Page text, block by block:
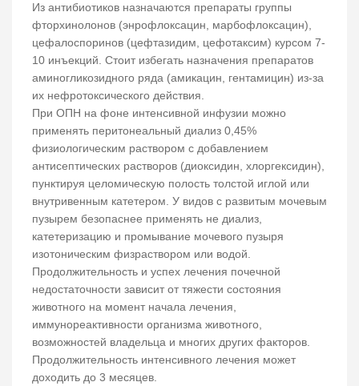
Из антибиотиков назначаются препараты группы
фторхинолонов (энрофлоксацин, марбофлоксацин),
цефалоспоринов (цефтазидим, цефотаксим) курсом 7-
10 инъекций. Стоит избегать назначения препаратов
аминогликозидного ряда (амикацин, гентамицин) из-за
их нефротоксического действия.
При ОПН на фоне интенсивной инфузии можно
применять перитонеальный диализ 0,45%
физиологическим раствором с добавлением
антисептических растворов (диоксидин, хлоргексидин),
пунктируя целомическую полость толстой иглой или
внутривенным катетером. У видов с развитым мочевым
пузырем безопаснее применять не диализ,
катетеризацию и промывание мочевого пузыря
изотоническим физраствором или водой.
Продолжительность и успех лечения почечной
недостаточности зависит от тяжести состояния
животного на момент начала лечения,
иммунореактивности организма животного,
возможностей владельца и многих других факторов.
Продолжительность интенсивного лечения может
доходить до 3 месяцев.